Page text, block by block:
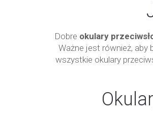
Dobre okulary
Ważne jest również, aby
wszystkie okulary